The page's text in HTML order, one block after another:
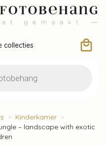
collecties
Kinderkamer
– landscape with exotic